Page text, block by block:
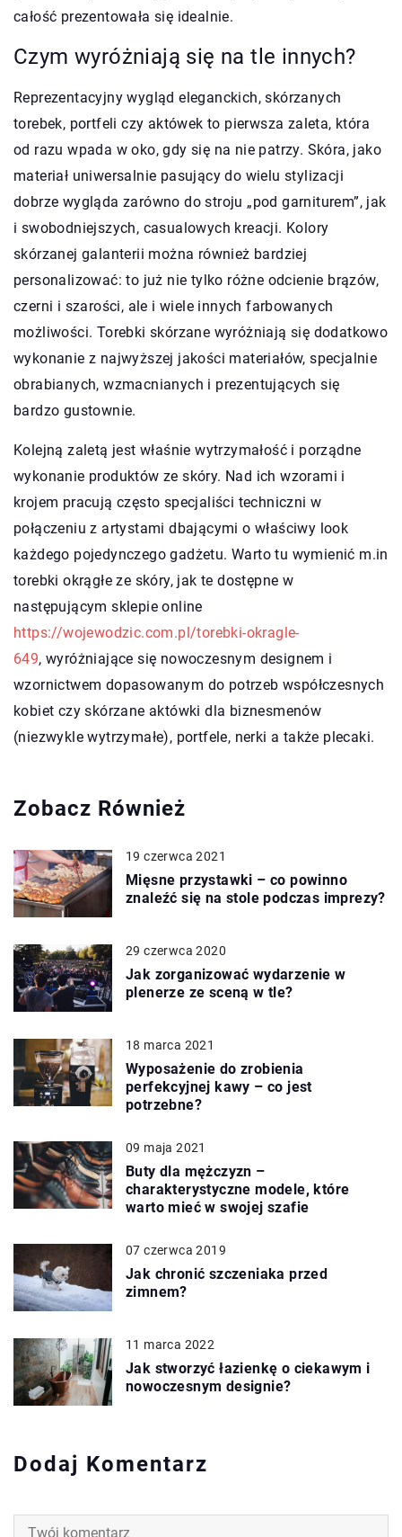
całość prezentowała się idealnie.
Czym wyróżniają się na tle innych?
Reprezentacyjny wygląd eleganckich, skórzanych
torebek, portfeli czy aktówek to pierwsza zaleta, która
od razu wpada w oko, gdy się na nie patrzy. Skóra, jako
materiał uniwersalnie pasujący do wielu stylizacji
dobrze wygląda zarówno do stroju „pod garniturem”, jak
i swobodniejszych, casualowych kreacji. Kolory
skórzanej galanterii można również bardziej
personalizować: to już nie tylko różne odcienie brązów,
czerni i szarości, ale i wiele innych farbowanych
możliwości. Torebki skórzane wyróżniają się dodatkowo
wykonanie z najwyższej jakości materiałów, specjalnie
obrabianych, wzmacnianych i prezentujących się
bardzo gustownie.
Kolejną zaletą jest właśnie wytrzymałość i porządne
wykonanie produktów ze skóry. Nad ich wzorami i
krojem pracują często specjaliści techniczni w
połączeniu z artystami dbającymi o właściwy look
każdego pojedynczego gadżetu. Warto tu wymienić m.in
torebki okrągłe ze skóry, jak te dostępne w
następującym sklepie online
https://wojewodzic.com.pl/torebki-okragle-
649, wyróżniające się nowoczesnym designem i
wzornictwem dopasowanym do potrzeb współczesnych
kobiet czy skórzane aktówki dla biznesmenów
(niezwykle wytrzymałe), portfele, nerki a także plecaki.
Zobacz Również
19 czerwca 2021
Mięsne przystawki – co powinno
znaleźć się na stole podczas imprezy?
29 czerwca 2020
Jak zorganizować wydarzenie w
plenerze ze sceną w tle?
18 marca 2021
Wyposażenie do zrobienia
perfekcyjnej kawy – co jest
potrzebne?
09 maja 2021
Buty dla mężczyzn –
charakterystyczne modele, które
warto mieć w swojej szafie
07 czerwca 2019
Jak chronić szczeniaka przed
zimnem?
11 marca 2022
Jak stworzyć łazienkę o ciekawym i
nowoczesnym designie?
Dodaj Komentarz